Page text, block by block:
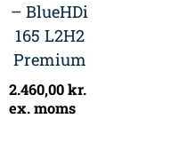
– BlueHDi
165 L2H2
Premium
2.460,00kr.
ex. moms